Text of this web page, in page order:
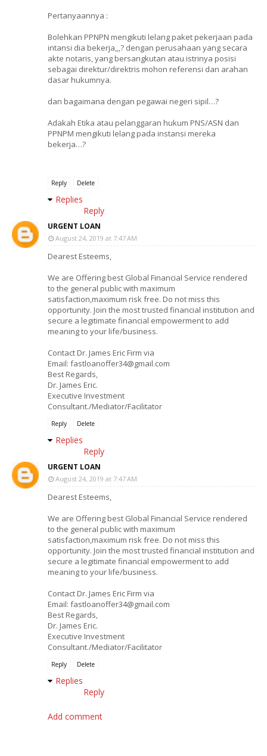
Pertanyaannya :
Bolehkan PPNPN mengikuti lelang paket pekerjaan pada
intansi dia bekerja,,,? dengan perusahaan yang secara
akte notaris, yang bersangkutan atau istrinya posisi
sebagai direktur/direktris mohon referensi dan arahan
dasar hukumnya.
dan bagaimana dengan pegawai negeri sipil…?
Adakah Etika atau pelanggaran hukum PNS/ASN dan
PPNPM mengikuti lelang pada instansi mereka
bekerja…?
Reply Delete
Replies
Reply
URGENT LOAN
August 24, 2019 at 7:47 AM
Dearest Esteems,
We are Offering best Global Financial Service rendered
to the general public with maximum
satisfaction,maximum risk free. Do not miss this
opportunity. Join the most trusted financial institution and
secure a legitimate financial empowerment to add
meaning to your life/business.
Contact Dr. James Eric Firm via
Email: fastloanoffer34@gmail.com
Best Regards,
Dr. James Eric.
Executive Investment
Consultant./Mediator/Facilitator
Reply Delete
Replies
Reply
URGENT LOAN
August 24, 2019 at 7:47 AM
Dearest Esteems,
We are Offering best Global Financial Service rendered
to the general public with maximum
satisfaction,maximum risk free. Do not miss this
opportunity. Join the most trusted financial institution and
secure a legitimate financial empowerment to add
meaning to your life/business.
Contact Dr. James Eric Firm via
Email: fastloanoffer34@gmail.com
Best Regards,
Dr. James Eric.
Executive Investment
Consultant./Mediator/Facilitator
Reply Delete
Replies
Reply
Add comment